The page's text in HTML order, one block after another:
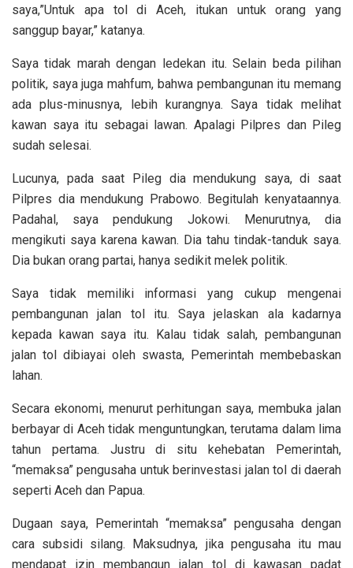
saya,”Untuk apa tol di Aceh, itukan untuk orang yang
sanggup bayar,” katanya.
Saya tidak marah dengan ledekan itu. Selain beda pilihan
politik, saya juga mahfum, bahwa pembangunan itu memang
ada plus-minusnya, lebih kurangnya. Saya tidak melihat
kawan saya itu sebagai lawan. Apalagi Pilpres dan Pileg
sudah selesai.
Lucunya, pada saat Pileg dia mendukung saya, di saat
Pilpres dia mendukung Prabowo. Begitulah kenyataannya.
Padahal, saya pendukung Jokowi. Menurutnya, dia
mengikuti saya karena kawan. Dia tahu tindak-tanduk saya.
Dia bukan orang partai, hanya sedikit melek politik.
Saya tidak memiliki informasi yang cukup mengenai
pembangunan jalan tol itu. Saya jelaskan ala kadarnya
kepada kawan saya itu. Kalau tidak salah, pembangunan
jalan tol dibiayai oleh swasta, Pemerintah membebaskan
lahan.
Secara ekonomi, menurut perhitungan saya, membuka jalan
berbayar di Aceh tidak menguntungkan, terutama dalam lima
tahun pertama. Justru di situ kehebatan Pemerintah,
“memaksa” pengusaha untuk berinvestasi jalan tol di daerah
seperti Aceh dan Papua.
Dugaan saya, Pemerintah “memaksa” pengusaha dengan
cara subsidi silang. Maksudnya, jika pengusaha itu mau
mendapat izin membangun jalan tol di kawasan padat